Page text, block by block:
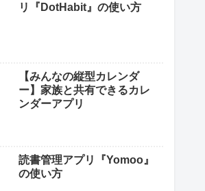
リ『DotHabit』の使い方
【みんなの縦型カレンダ
ー】家族と共有できるカレ
ンダーアプリ
読書管理アプリ『Yomoo』
の使い方